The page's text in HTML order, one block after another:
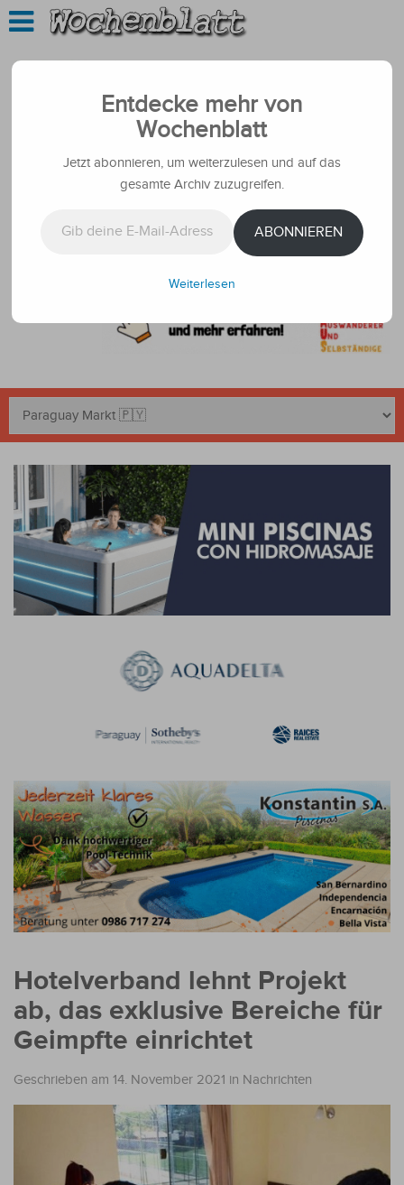
Hotelverband lehnt Projekt
ab, das exklusive Bereiche für
Geimpfte einrichtet
Geschrieben am 14. November 2021 in Nachrichten
Entdecke mehr von
Wochenblatt
Jetzt abonnieren, um weiterzulesen und auf das
gesamte Archiv zuzugreifen.
ABONNIEREN
Weiterlesen